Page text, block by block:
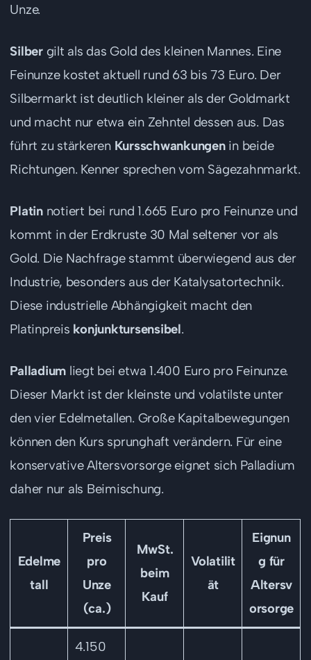
Unze.
Silbergilt als das Gold des kleinen Mannes. Eine
Feinunze kostet aktuell rund 63 bis 73 Euro. Der
Silbermarkt ist deutlich kleiner als der Goldmarkt
und macht nur etwa ein Zehntel dessen aus. Das
führt zu stärkeren Kursschwankungenin beide
Richtungen. Kenner sprechen vom Sägezahnmarkt.
Platinnotiert bei rund 1.665 Euro pro Feinunze und
kommt in der Erdkruste 30 Mal seltener vor als
Gold. Die Nachfrage stammt überwiegend aus der
Industrie, besonders aus der Katalysatortechnik.
Diese industrielle Abhängigkeit macht den
Platinpreis konjunktursensibel.
Palladium liegt bei etwa 1.400 Euro pro Feinunze.
Dieser Markt ist der kleinste und volatilste unter
den vier Edelmetallen. Große Kapitalbewegungen
können den Kurs sprunghaft verändern. Für eine
konservative Altersvorsorge eignet sich Palladium
daher nur als Beimischung.
Edelme
tall
Preis
pro
Unze
(ca.)
MwSt.
beim
Kauf
Volatilit
ät
Eignun
g für
Altersv
orsorge
4.150